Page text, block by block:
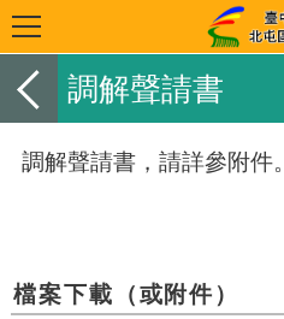
調解聲請書
調解聲請書，請詳參附件。
檔案下載（或附件）